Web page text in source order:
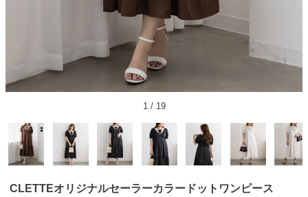
1/ 19
CLETTEオリジナルセーラーカラードットワンピース